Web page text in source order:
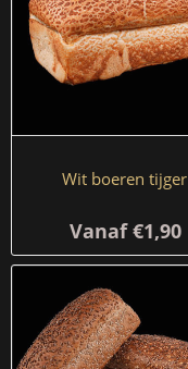
Wit boeren tijger
Vanaf €1,90